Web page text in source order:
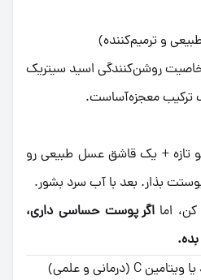
روشن‌کنندگی اسید سیتریک
ترکیب معجزه‌آساست.
تازه + یک قاشق عسل طبیعی رو
اگر پوست حساسی داری،